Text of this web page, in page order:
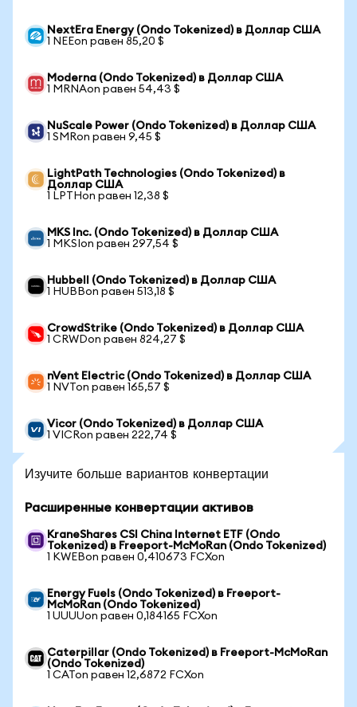
NextEra Energy (Ondo Tokenized) в Доллар США
1 NEEon равен 85,20 $
Moderna (Ondo Tokenized) в Доллар США
1 MRNAon равен 54,43 $
NuScale Power (Ondo Tokenized) в Доллар США
1 SMRon равен 9,45 $
LightPath Technologies (Ondo Tokenized) в
Доллар США
1 LPTHon равен 12,38 $
MKS Inc. (Ondo Tokenized) в Доллар США
1 MKSIon равен 297,54 $
Hubbell (Ondo Tokenized) в Доллар США
1 HUBBon равен 513,18 $
CrowdStrike (Ondo Tokenized) в Доллар США
1 CRWDon равен 824,27 $
nVent Electric (Ondo Tokenized) в Доллар США
1 NVTon равен 165,57 $
Vicor (Ondo Tokenized) в Доллар США
1 VICRon равен 222,74 $
Изучите больше вариантов конвертации
Расширенные конвертации активов
KraneShares CSI China Internet ETF (Ondo
Tokenized) в Freeport-McMoRan (Ondo Tokenized)
1 KWEBon равен 0,410673 FCXon
Energy Fuels (Ondo Tokenized) в Freeport-
McMoRan (Ondo Tokenized)
1 UUUUon равен 0,184165 FCXon
Caterpillar (Ondo Tokenized) в Freeport-McMoRan
(Ondo Tokenized)
1 CATon равен 12,6872 FCXon